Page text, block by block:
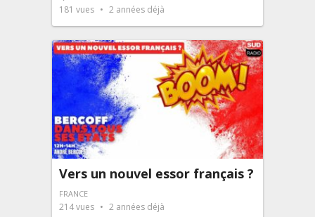
181 vues 2 années déjà
Vers un nouvel essor français ?
FRANCE
214vues 2 années déjà